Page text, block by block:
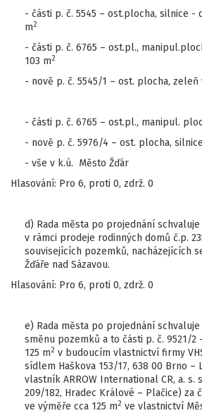
- části p. č. 5545 – ost.plocha, silnice -
m2
- části p. č. 6765 – ost.pl.,
103 m2
- nově p. č. 5545/1 – ost. plocha, zeleň
- části p. č. 6765 – ost.pl., manipul.
- nově p. č. 5976/4 – ost. plocha,
- vše v k.ú. Město Žďár
Hlasování: Pro 6, proti 0, zdrž. 0
d) Rada města po projednání
v rámci prodeje rodinných domů č.p.
souvisejících pozemků, nacházejících
Žďáře nad Sázavou.
Hlasování: Pro 6, proti 0, zdrž. 0
e) Rada města po projednání
směnu pozemků a to části p. č. 9521/2
125 m2 v budoucím vlastnictví firmy
sídlem Haškova 153/17, 638 00 Brno –
vlastník ARROW International CR, a.
209/182, Hradec Králové – Plačice) za
ve výměře cca 125 m2 ve vlastnictví